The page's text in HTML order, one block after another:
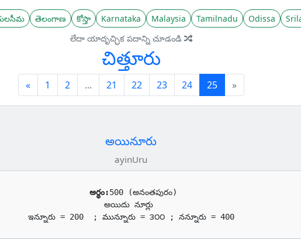
తెలంగాణ కోస్తా Karnataka Malaysia Tamilnadu Odissa
లేదా యాదృచ్ఛిక పదాన్ని చూడండి
చిత్తూరు
«Previous
1 2 ... 21 22 23 24 25(current)
»
అయినూరు
ayinUru
అర్థం:500 (అనంతపురం)
అయిదు నూర్లు
ఇన్నూరు = 200  ; మున్నూరు = ౩౦౦ ; నన్నూరు = 400